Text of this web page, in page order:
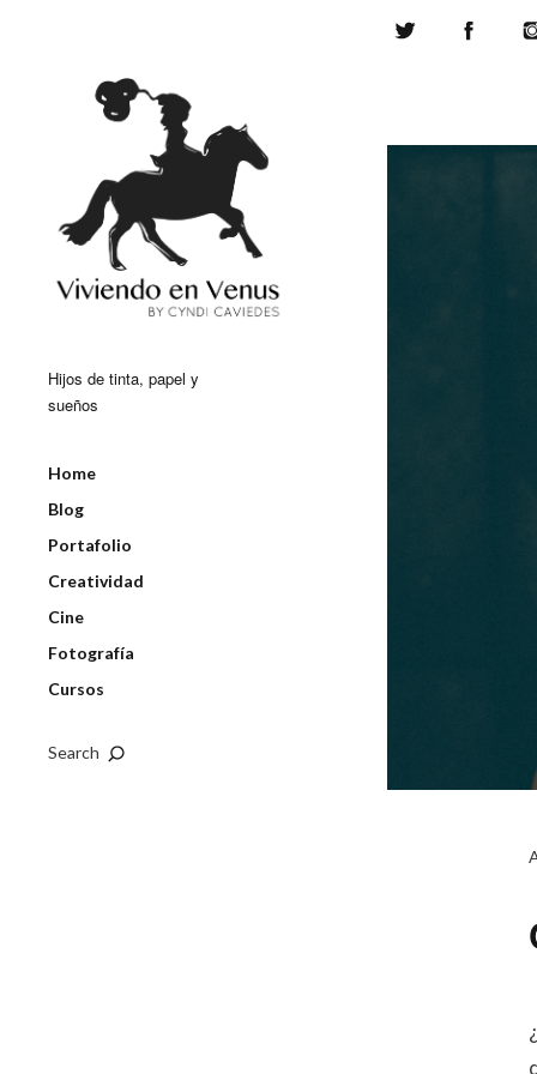
Hijos de tinta, papel y
sueños
Home
Blog
Portafolio
Creatividad
Cine
Fotografía
Cursos
Search